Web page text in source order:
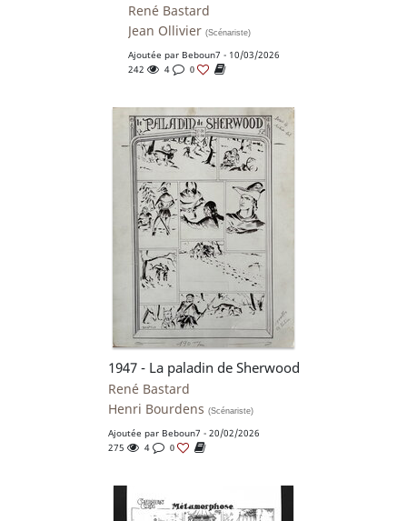
René Bastard
Jean Ollivier (Scénariste)
Ajoutée par Beboun7 - 10/03/2026
242
4 0
1947 - La paladin de Sherwood
René Bastard
Henri Bourdens (Scénariste)
Ajoutée par Beboun7 - 20/02/2026
275
4 0